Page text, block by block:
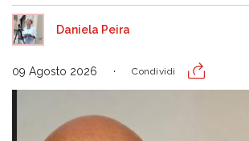
Daniela Peira
09 Agosto 2026 Condividi